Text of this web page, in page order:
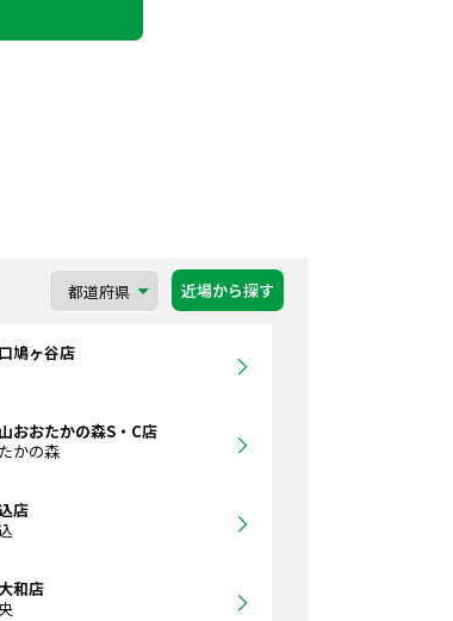
近場から探す
鳩ヶ谷店
おおたかの森S・C店
かの森
店
和店